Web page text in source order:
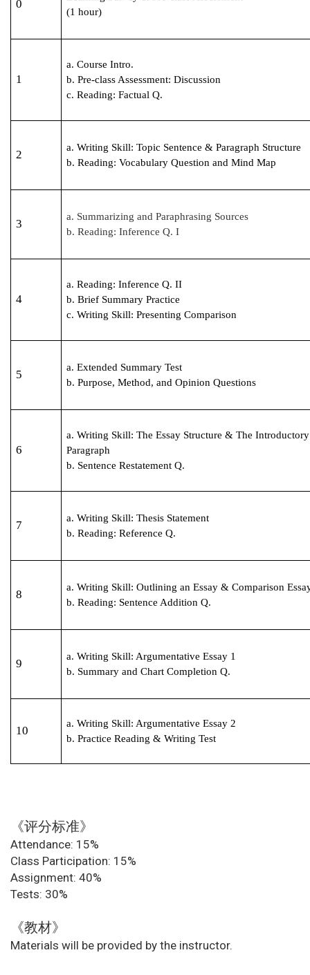
0
(1 hour)
1
a. Course Intro.
b. Pre-class Assessment: Discussion
c. Reading: Factual Q.
2
a. Writing Skill: Topic Sentence & Paragraph Structure
b. Reading: Vocabulary Question and Mind Map
3
a. Summarizing and Paraphrasing Sources
b. Reading: Inference Q. I
4
a. Reading: Inference Q. II
b. Brief Summary Practice
c. Writing Skill: Presenting Comparison
5
a. Extended Summary Test
b. Purpose, Method, and Opinion Questions
6
a. Writing Skill: The Essay Structure & The Introductory
Paragraph
b. Sentence Restatement Q.
7
a. Writing Skill: Thesis Statement
b. Reading: Reference Q.
8
a. Writing Skill: Outlining an Essay & Comparison
b. Reading: Sentence Addition Q.
9
a. Writing Skill: Argumentative Essay 1
b. Summary and Chart Completion Q.
10
a. Writing Skill: Argumentative Essay 2
b. Practice Reading & Writing Test
《评分标准》
Attendance: 15%
Class Participation: 15%
Assignment: 40%
Tests: 30%
《教材》
Materials will be provided by the instructor.